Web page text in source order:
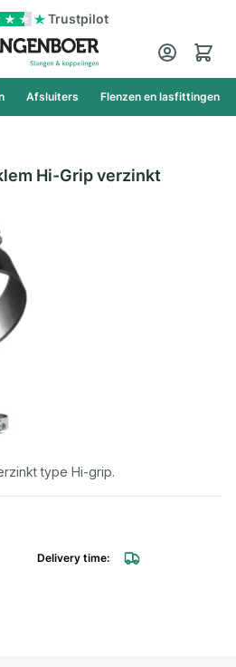
Trustpilot
Cart
Afsluiters Flenzen en lasfittingen
Hi-Grip verzinkt
type Hi-grip.
Hi-Grip verzinkt 9,5x12mm